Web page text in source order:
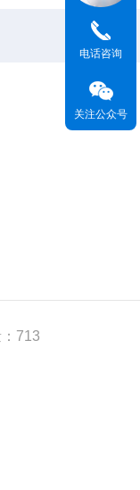
713
电话咨询
关注公众号